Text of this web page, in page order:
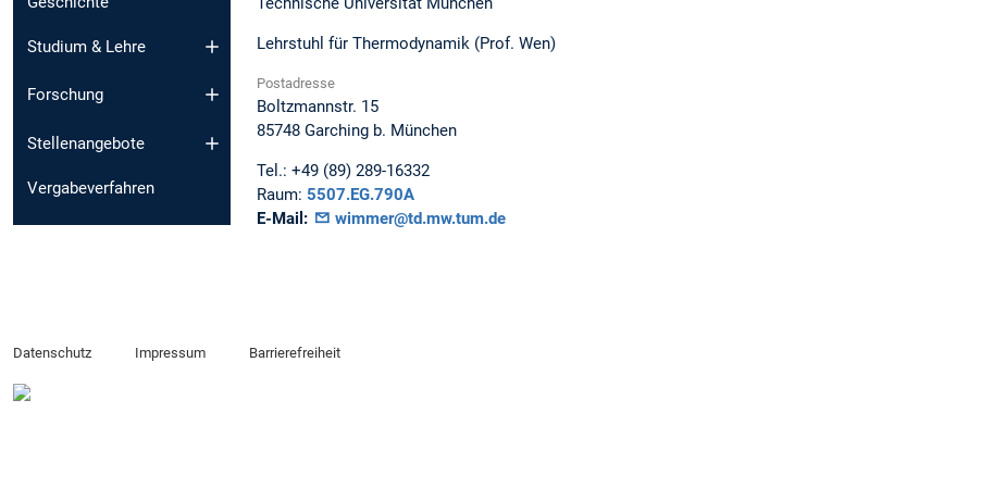
Studium & Lehre
Forschung
Stellenangebote
Vergabeverfahren
Lehrstuhl für Thermodynamik (Prof. Wen)
Postadresse
Boltzmannstr. 15
85748 Garching b. München
Tel.: +49 (89) 289-16332
Raum: 5507.EG.790A
E-Mail:
wimmer@td.mw.tum.de
Datenschutz Impressum Barrierefreiheit